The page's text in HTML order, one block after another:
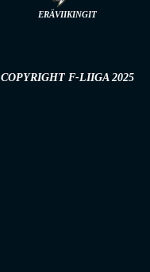
ERÄVIIKINGIT
COPYRIGHT F-LIIGA 2025